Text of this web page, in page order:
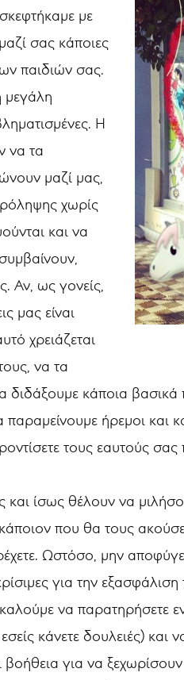
με
σας κάποιες
παιδιών σας.
μεγάλη
Η
να τα
μαζί μας,
χωρίς
και να
Αν, ως γονείς,
μας είναι
χρειάζεται
να τα
διδάξουμε κάποια
ήρεμοι και
τους εαυτούς
ίσως θέλουν να
που θα τους
Ωστόσο, μην
για την
να παρατηρήσετε
κάνετε δουλειές) και
για να